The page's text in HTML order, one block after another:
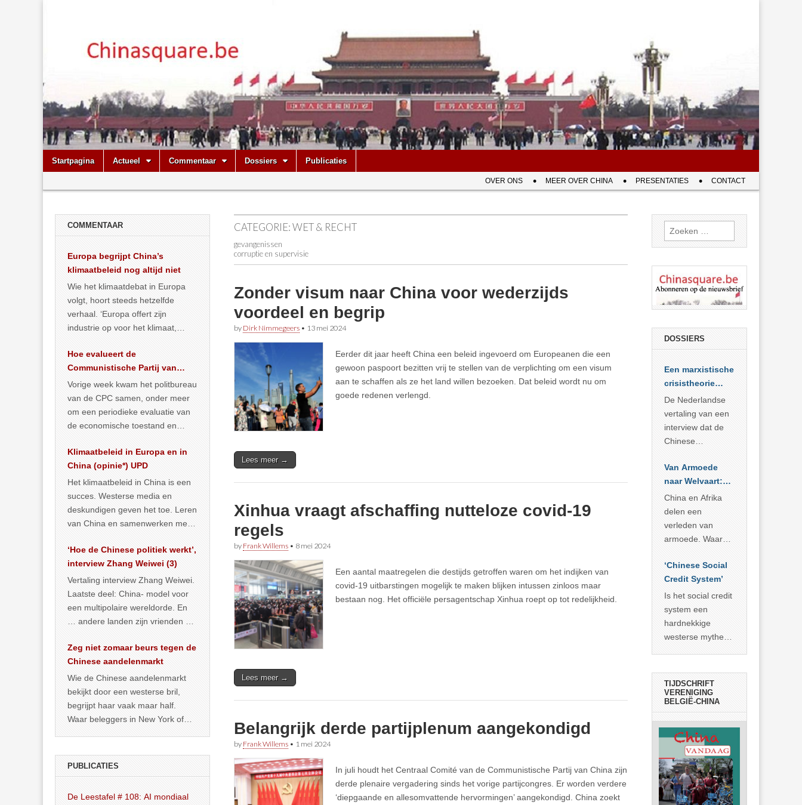
Chinasquare.be
Main
menu
Skip
Startpagina Actueel Commentaar Dossiers Publicaties
menu
OVER ONS MEER OVER CHINA PRESENTATIES CONTACT
CATEGORIE:WET & RECHT
gevangenissen
corruptie en supervisie
Zonder visum naar China voor wederzijds
voordeel en begrip
by Dirk Nimmegeers • 13 mei 2024
Eerder dit jaar heeft China een beleid ingevoerd om Europeanen die een
gewoon paspoort bezitten vrij te stellen van de verplichting om een visum
aan te schaffen als ze het land willen bezoeken. Dat beleid wordt nu om
goede redenen verlengd.
Lees meer →
Xinhua vraagt afschaffing nutteloze covid-19
regels
by Frank Willems • 8 mei 2024
Een aantal maatregelen die destijds getroffen waren om het indijken van
covid-19 uitbarstingen mogelijk te maken blijken intussen zinloos maar
bestaan nog. Het officiële persagentschap Xinhua roept op tot redelijkheid.
Lees meer →
Belangrijk derde partijplenum aangekondigd
by Frank Willems • 1 mei 2024
In juli houdt het Centraal Comité van de Communistische Partij van China zijn
derde plenaire vergadering sinds het vorige partijcongres. Er worden verdere
‘diepgaande en allesomvattende hervormingen’ aangekondigd. China zoekt
COMMENTAAR
Europa begrijpt China’s
klimaatbeleid nog altijd niet
Wie het klimaatdebat in Europa
volgt, hoort steeds hetzelfde
verhaal. ‘Europa offert zijn
industrie op voor het klimaat,
vergroening… >> lees meer
Hoe evalueert de
Communistische Partij van
China de economische
situatie?
Vorige week kwam het politbureau
van de CPC samen, onder meer
om een periodieke evaluatie van
de economische toestand en
publiceerden… >> lees meer
Klimaatbeleid in Europa en in
China (opinie*) UPD
Het klimaatbeleid in China is een
succes. Westerse media en
deskundigen geven het toe. Leren
van China en samenwerken met
… >> lees meer
‘Hoe de Chinese politiek werkt’,
interview Zhang Weiwei (3)
Vertaling interview Zhang Weiwei.
Laatste deel: China- model voor
een multipolaire wereldorde. En
… andere landen zijn vrienden of
Zeg niet zomaar beurs tegen de
Chinese aandelenmarkt
Wie de Chinese aandelenmarkt
bekijkt door een westerse bril,
begrijpt haar vaak maar half.
Waar beleggers in New York of
PUBLICATIES
De Leestafel # 108: AI mondiaal
Zoeken
naar:
DOSSIERS
Een marxistische
crisistheorie
voor vandaag
De Nederlandse
vertaling van een
interview dat de
Chinese
Sociale
Wetenschappen
afnam van de
Britse
marxistische
econoom Michael
zien dat
… >> lees meer
Van Armoede
naar Welvaart:
Wat Afrika kan
leren van
China’s
economisch
China en Afrika
delen een
verleden van
armoede. Waar
voorbije veertig
jaar in slaagde
meer dan 800
miljoen mensen
uit de armoede
… >> lees meer
‘Chinese Social
Credit System’
Is het social credit
system een
hardnekkige
westerse mythe of
TIJDSCHRIFT
VERENIGING
BELGIË-CHINA